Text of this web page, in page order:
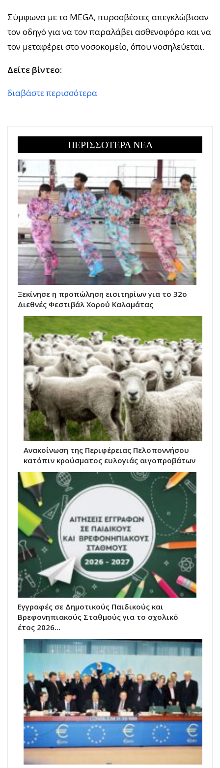
Σύμφωνα με το MEGA, πυροσβέστες απεγκλώβισαν
τον οδηγό για να τον παραλάβει ασθενοφόρο και να
τον μεταφέρει στο νοσοκομείο, όπου νοσηλεύεται.
Δείτε βίντεο:
διαβάστε περισσότερα
ΠΕΡΙΣΣΟΤΕΡΑ ΝΕΑ
Ξεκίνησε η προπώληση εισιτηρίων για το 32ο
Διεθνές Φεστιβάλ Χορού Καλαμάτας
Ανακοίνωση της Περιφέρειας Πελοποννήσου
κατόπιν κρούσματος ευλογιάς αιγοπροβάτων
Εγγραφές σε Δημοτικούς Παιδικούς και
Βρεφονηπιακούς Σταθμούς για το σχολικό
έτος 2026…